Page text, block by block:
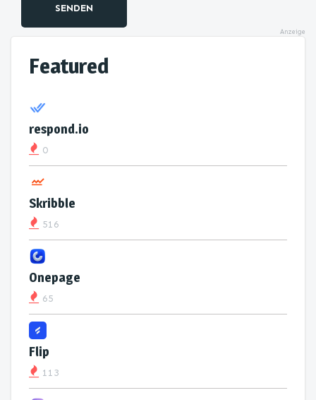
SENDEN
Anzeige
Featured
respond.io
0
Skribble
516
Onepage
65
Flip
113